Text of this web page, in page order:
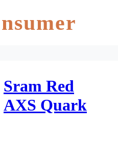
Sram Red
AXS Quark